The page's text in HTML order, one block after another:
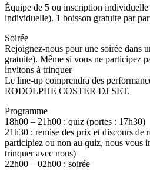
Équipe de 5 ou inscription
individuelle). 1 boisson gratuite par
Soirée
Rejoignez-nous pour une soirée dans
gratuite). Même si vous ne participez
invitons à trinquer
Le line-up comprendra des
RODOLPHE COSTER DJ SET.
Programme
18h00 – 21h00 : quiz (portes : 17h30)
21h30 : remise des prix et discours de
participiez ou non au quiz, nous vous
trinquer avec nous)
22h00 – 02h00 : soirée